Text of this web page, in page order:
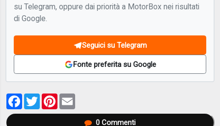
su Telegram, oppure dai priorità a MotorBox nei risultati
di Google.
Seguici su Telegram
Fonte preferita su Google
Facebook
TwitterPinterest
0Commenti